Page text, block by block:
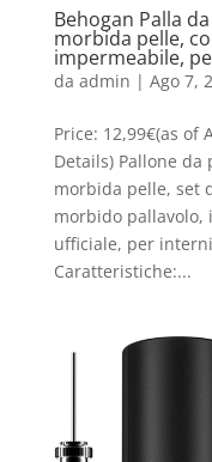
Behogan Palla
morbida pelle,
impermeabile,
da admin | Ago 7,
Price: 12,99€(as of
Details) Pallone
morbida pelle, set
morbido pallavolo,
ufficiale, per
Caratteristiche:...